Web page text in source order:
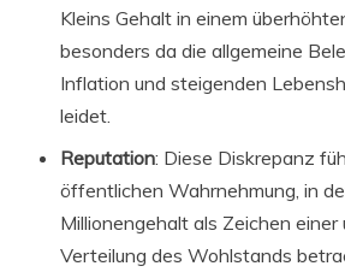
Kleins Gehalt in einem
besonders da die allgemeine
Inflation und steigenden
leidet.
Reputation: Diese Diskrepanz
öffentlichen Wahrnehmung, in
Millionengehalt als Zeichen einer
Verteilung des Wohlstands